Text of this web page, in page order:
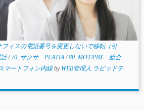
フィスの電話番号を変更しないで移転（引
話/ 70_サクサ PLATIA/80_MOT/PBX 総合
マートフォン内線by WEB管理人 ラピッドテ